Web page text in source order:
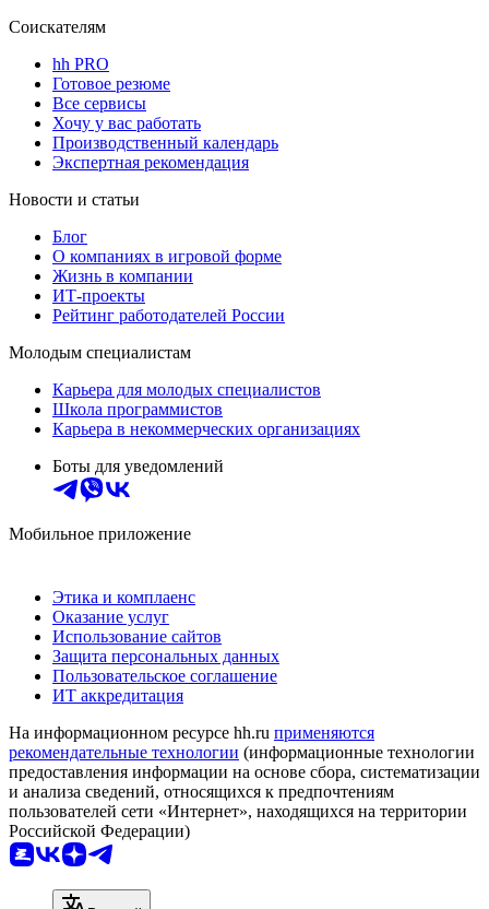
Соискателям
hh PRO
Готовое резюме
Все сервисы
Хочу у вас работать
Производственный календарь
Экспертная рекомендация
Новости и статьи
Блог
О компаниях в игровой форме
Жизнь в компании
ИТ-проекты
Рейтинг работодателей России
Молодым специалистам
Карьера для молодых специалистов
Школа программистов
Карьера в некоммерческих организациях
Боты для уведомлений
Мобильное приложение
Этика и комплаенс
Оказание услуг
Использование сайтов
Защита персональных данных
Пользовательское соглашение
ИТ аккредитация
На информационном ресурсе hh.ru применяются
рекомендательные технологии (информационные технологии
предоставления информации на основе сбора, систематизации
и анализа сведений, относящихся к предпочтениям
пользователей сети «Интернет», находящихся на территории
Российской Федерации)